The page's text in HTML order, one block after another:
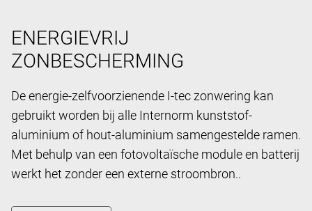
ENERGIEVRIJ
ZONBESCHERMING
De energie-zelfvoorzienende I-tec zonwering kan
gebruikt worden bij alle Internorm kunststof-
aluminium of hout-aluminium samengestelde ramen.
Met behulp van een fotovoltaïsche module en batterij
werkt het zonder een externe stroombron..